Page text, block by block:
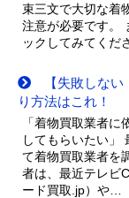
束三文で大切な着
注意が必要です。
ックしてみてくだ
【失敗しない
り方法はこれ！
「着物買取業者
してもらいたい」
て着物買取業者を
者は、最近テレビ
ード買取.jp）や…